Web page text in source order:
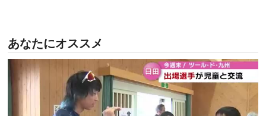
あなたにオススメ